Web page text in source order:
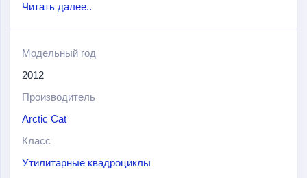
получит возможность выпускаться в новых цветах –
это будет серый, темно – зеленый и камуфляжный
Читать далее..
Модельный год
2012
Производитель
Arctic Cat
Класс
Утилитарные квадроциклы